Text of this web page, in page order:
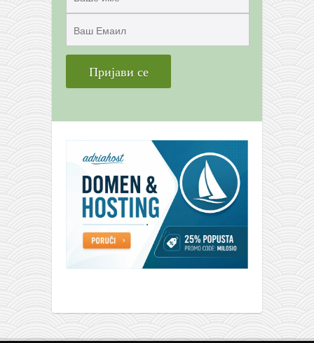
моја прича
моја прича
контакт